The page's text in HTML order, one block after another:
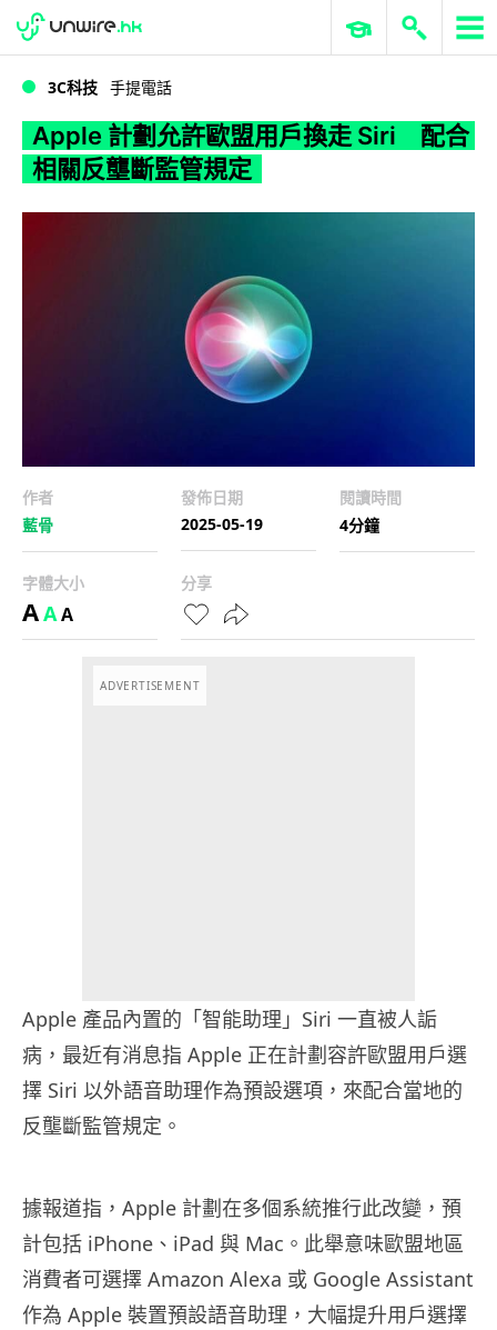
WWDC 2026 ERP 與商業 AI
3C科技 手提電話
Apple 計劃允許歐盟用戶換走 Siri 配合
相關反壟斷監管規定
作者
藍骨
發佈日期
2025-05-19
閱讀時間
4分鐘
字體大小
AAA
分享
ADVERTISEMENT
Apple 產品內置的「智能助理」Siri 一直被人詬
病，最近有消息指 Apple 正在計劃容許歐盟用戶選
擇 Siri 以外語音助理作為預設選項，來配合當地的
反壟斷監管規定。
據報道指，Apple 計劃在多個系統推行此改變，預
計包括 iPhone、iPad 與 Mac。此舉意味歐盟地區
消費者可選擇 Amazon Alexa 或 Google Assistant
作為 Apple 裝置預設語音助理，大幅提升用戶選擇